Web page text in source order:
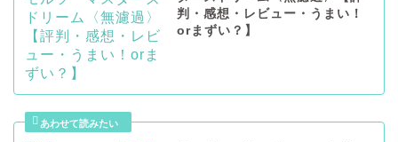
判・感想・レビュー・うまい！
orまずい？】